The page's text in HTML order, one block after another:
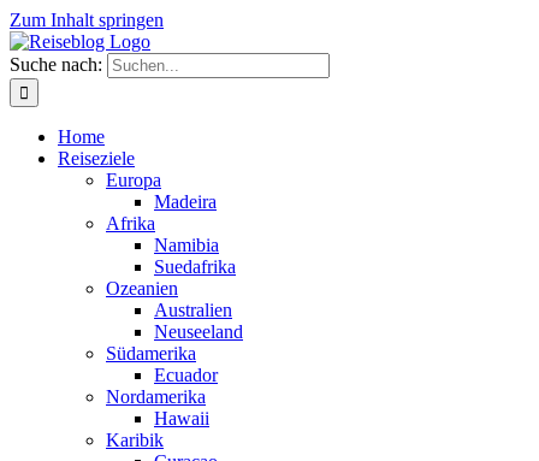
Zum Inhalt springen
Suche nach:
Home
Reiseziele
Europa
Madeira
Afrika
Namibia
Suedafrika
Ozeanien
Australien
Neuseeland
Südamerika
Ecuador
Nordamerika
Hawaii
Karibik